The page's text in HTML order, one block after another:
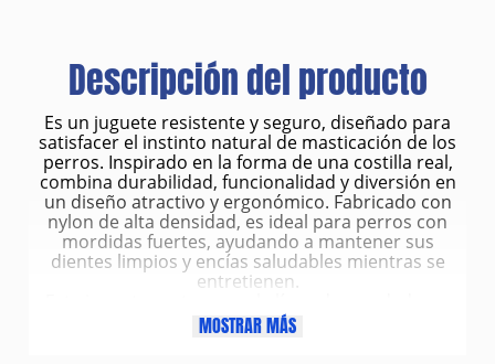
Descripción del producto
Es un juguete resistente y seguro, diseñado para
satisfacer el instinto natural de masticación de los
perros. Inspirado en la forma de una costilla real,
combina durabilidad, funcionalidad y diversión en
un diseño atractivo y ergonómico. Fabricado con
nylon de alta densidad, es ideal para perros con
mordidas fuertes, ayudando a mantener sus
dientes limpios y encías saludables mientras se
entretienen.
duraderos de All For Paws (AFP), reconocida por
ofrecer productos que combinan diseño moderno
MOSTRAR MÁS